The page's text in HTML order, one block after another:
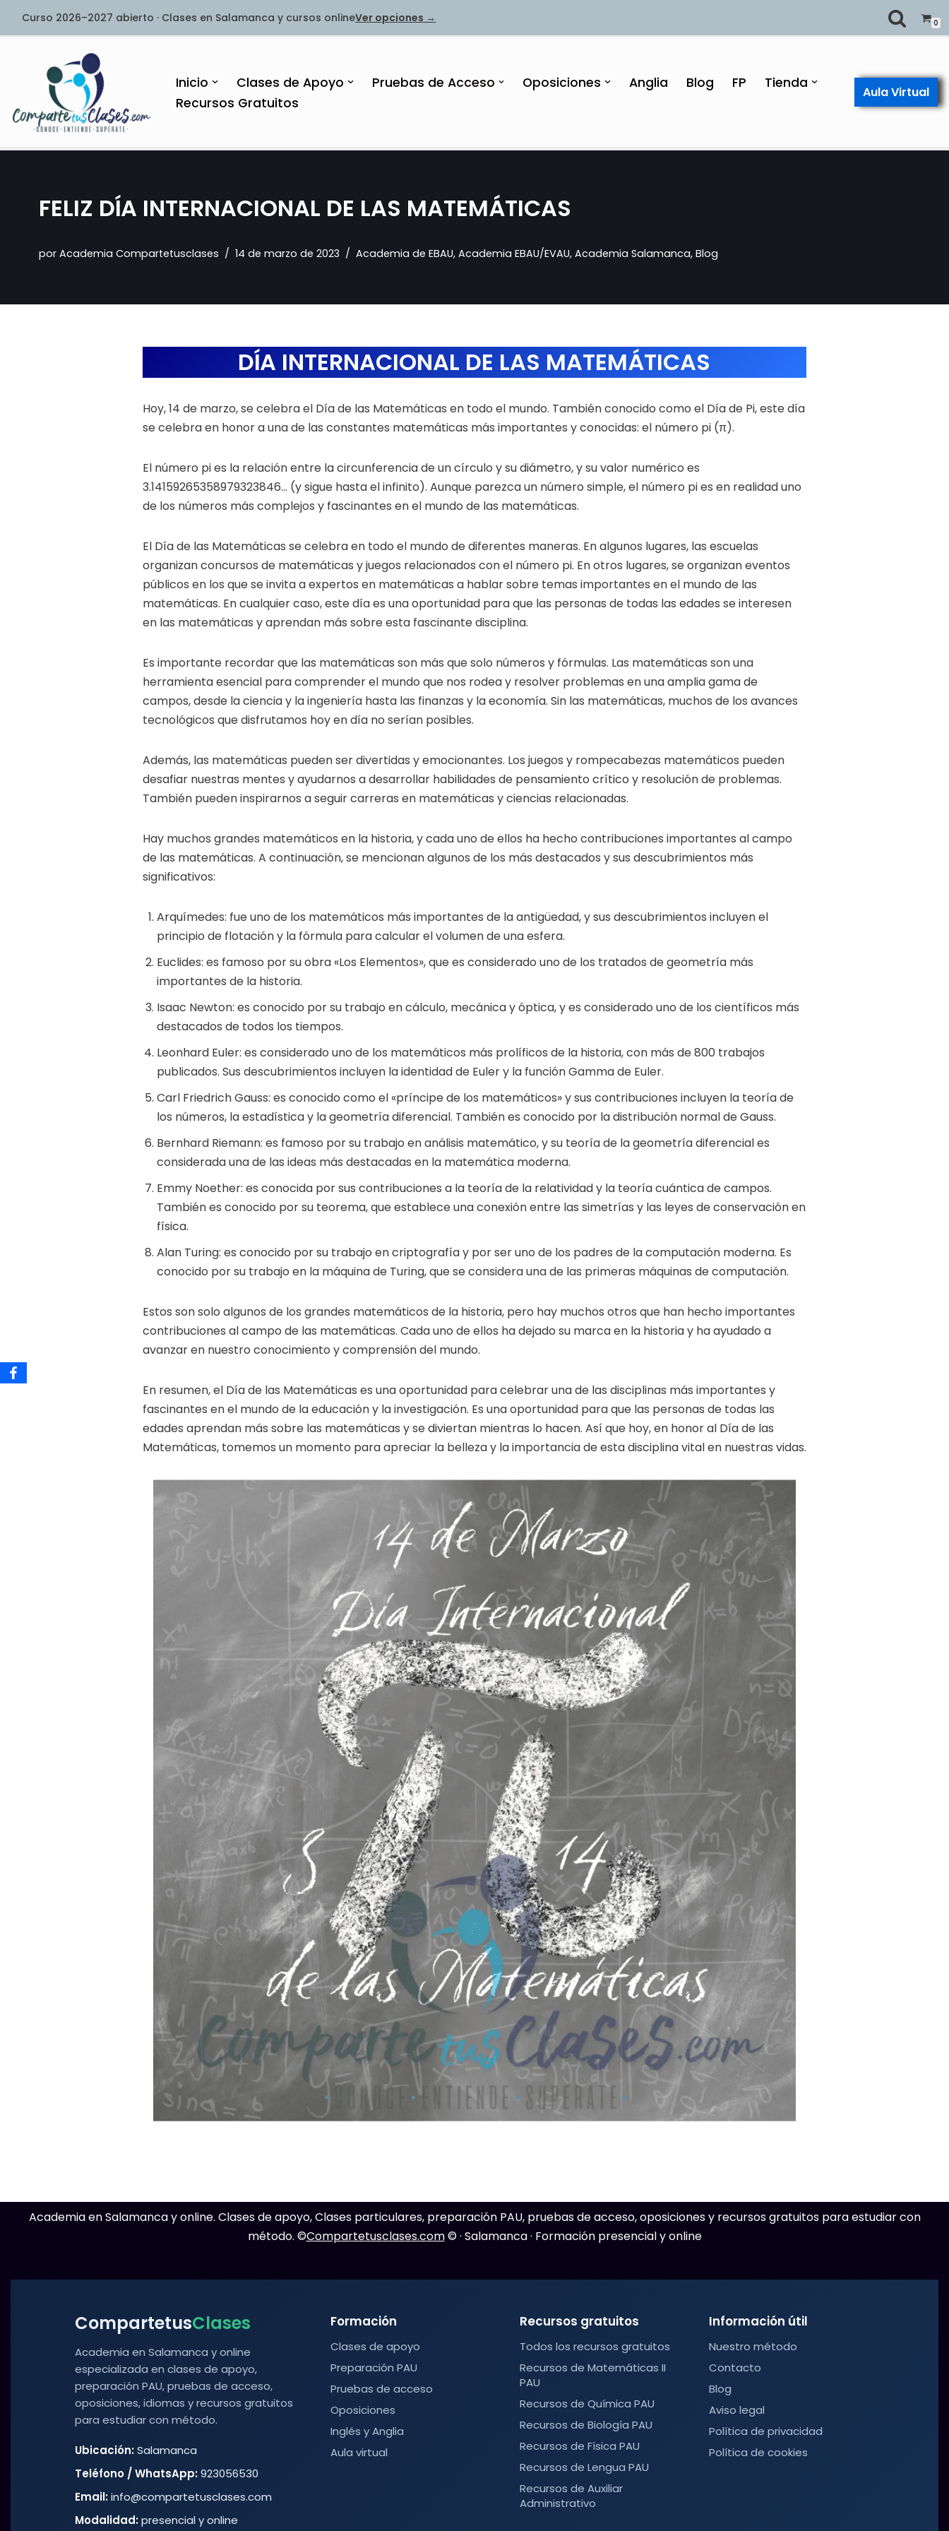
Saltar
contenido
Curso 2026–2027 abierto · Clases en Salamanca y cursos onlineVer opciones → 0
Inicio Clases de Apoyo Pruebas de Acceso Oposiciones Anglia Blog FP
Tienda
Recursos Gratuitos
Aula Virtual
FELIZ DÍA INTERNACIONAL DE LAS MATEMÁTICAS
por Academia Compartetusclases 14 de marzo de 2023 Academia de EBAU, Academia EBAU/EVAU, Academia Salamanca, Blog
DÍA INTERNACIONAL DE LAS MATEMÁTICAS
Hoy, 14 de marzo, se celebra el Día de las Matemáticas en todo el mundo. También conocido como el Día de Pi, este día
se celebra en honor a una de las constantes matemáticas más importantes y conocidas: el número pi (π).
El número pi es la relación entre la circunferencia de un círculo y su diámetro, y su valor numérico es
3.14159265358979323846… (y sigue hasta el infinito). Aunque parezca un número simple, el número pi es en realidad uno
de los números más complejos y fascinantes en el mundo de las matemáticas.
El Día de las Matemáticas se celebra en todo el mundo de diferentes maneras. En algunos lugares, las escuelas
organizan concursos de matemáticas y juegos relacionados con el número pi. En otros lugares, se organizan eventos
públicos en los que se invita a expertos en matemáticas a hablar sobre temas importantes en el mundo de las
matemáticas. En cualquier caso, este día es una oportunidad para que las personas de todas las edades se interesen
en las matemáticas y aprendan más sobre esta fascinante disciplina.
Es importante recordar que las matemáticas son más que solo números y fórmulas. Las matemáticas son una
herramienta esencial para comprender el mundo que nos rodea y resolver problemas en una amplia gama de
campos, desde la ciencia y la ingeniería hasta las finanzas y la economía. Sin las matemáticas, muchos de los avances
tecnológicos que disfrutamos hoy en día no serían posibles.
Además, las matemáticas pueden ser divertidas y emocionantes. Los juegos y rompecabezas matemáticos pueden
desafiar nuestras mentes y ayudarnos a desarrollar habilidades de pensamiento crítico y resolución de problemas.
También pueden inspirarnos a seguir carreras en matemáticas y ciencias relacionadas.
Hay muchos grandes matemáticos en la historia, y cada uno de ellos ha hecho contribuciones importantes al campo
de las matemáticas. A continuación, se mencionan algunos de los más destacados y sus descubrimientos más
significativos:
Arquímedes: fue uno de los matemáticos más importantes de la antigüedad, y sus descubrimientos incluyen el
principio de flotación y la fórmula para calcular el volumen de una esfera.
Euclides: es famoso por su obra «Los Elementos», que es considerado uno de los tratados de geometría más
importantes de la historia.
Isaac Newton: es conocido por su trabajo en cálculo, mecánica y óptica, y es considerado uno de los científicos más
destacados de todos los tiempos.
Leonhard Euler: es considerado uno de los matemáticos más prolíficos de la historia, con más de 800 trabajos
publicados. Sus descubrimientos incluyen la identidad de Euler y la función Gamma de Euler.
Carl Friedrich Gauss: es conocido como el «príncipe de los matemáticos» y sus contribuciones incluyen la teoría de
los números, la estadística y la geometría diferencial. También es conocido por la distribución normal de Gauss.
Bernhard Riemann: es famoso por su trabajo en análisis matemático, y su teoría de la geometría diferencial es
considerada una de las ideas más destacadas en la matemática moderna.
Emmy Noether: es conocida por sus contribuciones a la teoría de la relatividad y la teoría cuántica de campos.
También es conocido por su teorema, que establece una conexión entre las simetrías y las leyes de conservación en
física.
Alan Turing: es conocido por su trabajo en criptografía y por ser uno de los padres de la computación moderna. Es
conocido por su trabajo en la máquina de Turing, que se considera una de las primeras máquinas de computación.
Estos son solo algunos de los grandes matemáticos de la historia, pero hay muchos otros que han hecho importantes
contribuciones al campo de las matemáticas. Cada uno de ellos ha dejado su marca en la historia y ha ayudado a
avanzar en nuestro conocimiento y comprensión del mundo.
En resumen, el Día de las Matemáticas es una oportunidad para celebrar una de las disciplinas más importantes y
fascinantes en el mundo de la educación y la investigación. Es una oportunidad para que las personas de todas las
edades aprendan más sobre las matemáticas y se diviertan mientras lo hacen. Así que hoy, en honor al Día de las
Matemáticas, tomemos un momento para apreciar la belleza y la importancia de esta disciplina vital en nuestras vidas.
Academia en Salamanca y online. Clases de apoyo, Clases particulares, preparación PAU, pruebas de acceso, oposiciones y recursos gratuitos para estudiar con
método. ©Compartetusclases.com© · Salamanca · Formación presencial y online
CompartetusClases
Academia en Salamanca y online
especializada en clases de apoyo,
preparación PAU, pruebas de acceso,
oposiciones, idiomas y recursos gratuitos
para estudiar con método.
Ubicación:Salamanca
Teléfono / WhatsApp:923056530
Email:info@compartetusclases.com
Modalidad:presencial y online
Formación
Clases de apoyo
Preparación PAU
Pruebas de acceso
Oposiciones
Inglés y Anglia
Aula virtual
Recursos gratuitos
Todos los recursos gratuitos
Recursos de Matemáticas II
PAU
Recursos de Química PAU
Recursos de Biología PAU
Recursos de Física PAU
Recursos de Lengua PAU
Recursos de Auxiliar
Administrativo
Información útil
Nuestro método
Contacto
Blog
Aviso legal
Política de privacidad
Política de cookies